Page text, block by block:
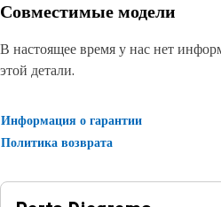
Совместимые модели
В настоящее время у нас нет
этой детали.
Информация о гарантии
Политика возврата